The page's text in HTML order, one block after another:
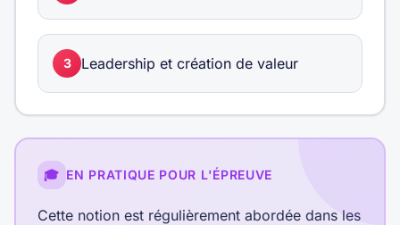
3 Leadership et création de valeur
🎓 EN PRATIQUE POUR L'ÉPREUVE
Cette notion est régulièrement abordée dans les